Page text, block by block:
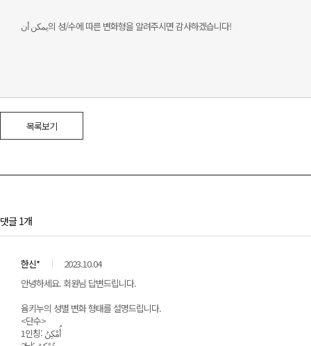
يمكن أن의 성/수에 따른 변화형을 알려주시면 감사하겠습니다!
목록보기
댓글 1개
한신*
2023.10.04
안녕하세요. 회원님 답변드립니다.
윰키누의 성별 변화 형태를 설명드립니다.
<단수>
1인칭: أُمْكِنُ